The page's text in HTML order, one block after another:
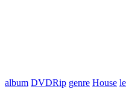
album DVDRip genre House